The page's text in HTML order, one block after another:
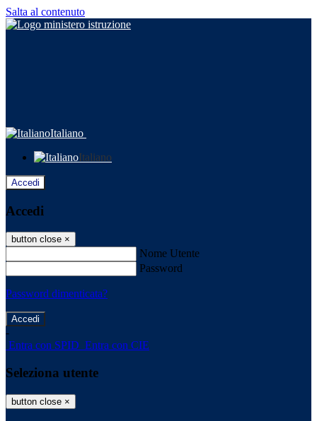
Salta al contenuto
Italiano
Italiano
Accedi
Accedi
button close ×
Nome Utente
Password
Password dimenticata?
-
Entra con SPID Entra con CIE
Seleziona utente
button close ×